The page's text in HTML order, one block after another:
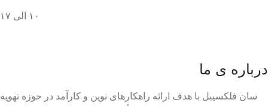
۱۰ الی ۱۷
درباره ی ما
سان فلکسیبل با هدف ارائه راهکارهای نوین و کارآمد در حوزه تهویه